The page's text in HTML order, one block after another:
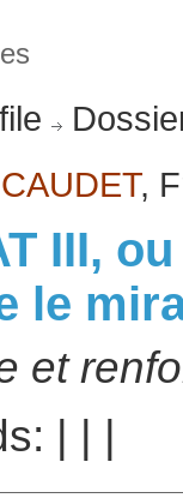
,
III,
le
et